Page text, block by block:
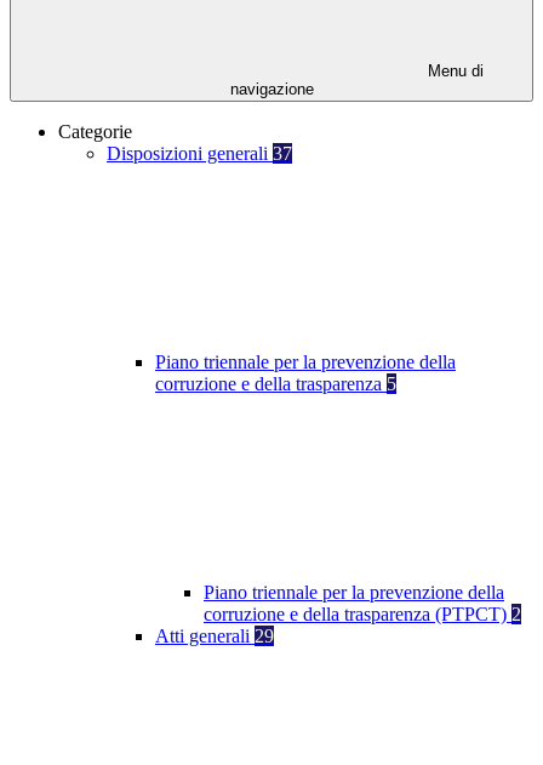
Menu di
navigazione
Categorie
Disposizioni generali 37
Piano triennale per la prevenzione della
corruzione e della trasparenza 5
Piano triennale per la prevenzione della
corruzione e della trasparenza (PTPCT) 2
Atti generali 29